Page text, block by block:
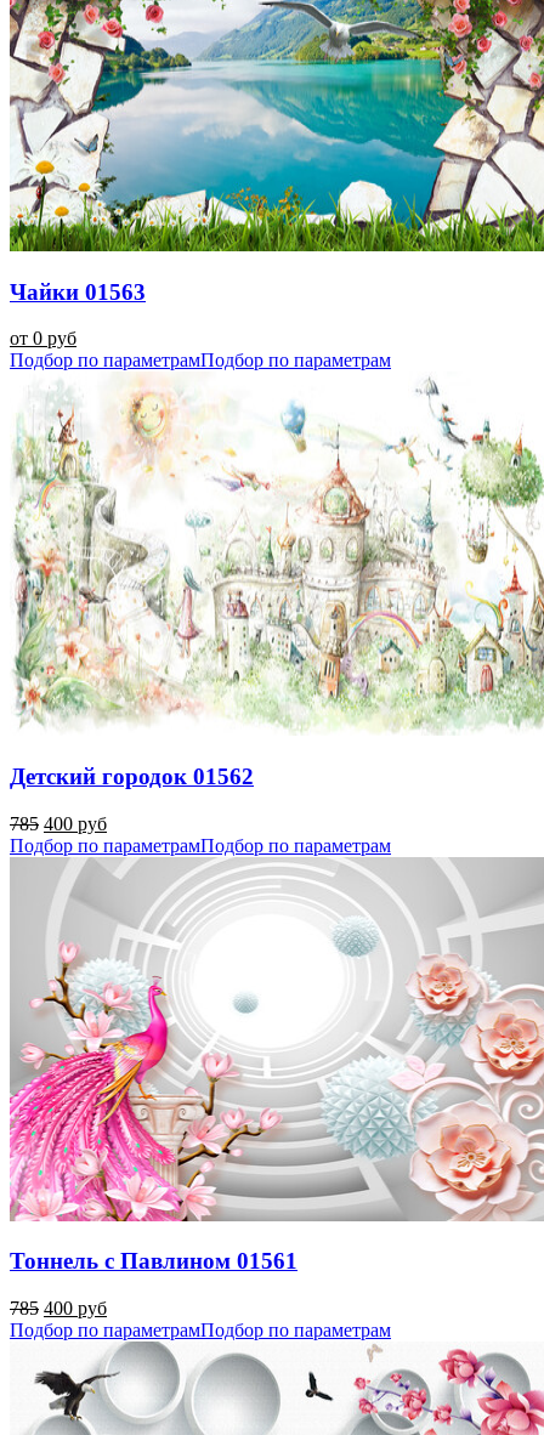
Чайки 01563
от 0 руб
Подбор по параметрамПодбор по параметрам
Детский городок 01562
785 400 руб
Подбор по параметрамПодбор по параметрам
Тоннель с Павлином 01561
785 400 руб
Подбор по параметрамПодбор по параметрам